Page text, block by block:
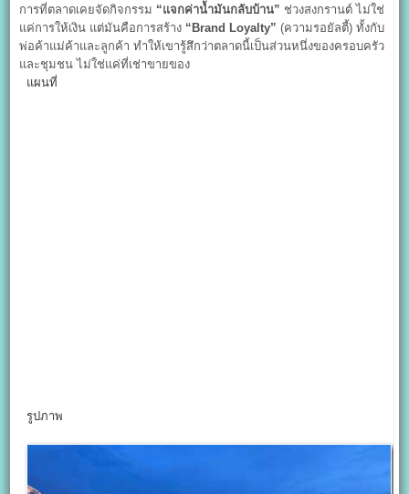
การที่ตลาดเคยจัดกิจกรรม “แจกค่าน้ำมันกลับบ้าน” ช่วงสงกรานต์ ไม่ใช่
แค่การให้เงิน แต่มันคือการสร้าง “Brand Loyalty” (ความรอยัลตี้) ทั้งกับ
พ่อค้าแม่ค้าและลูกค้า ทำให้เขารู้สึกว่าตลาดนี้เป็นส่วนหนึ่งของครอบครัว
และชุมชน ไม่ใช่แค่ที่เช่าขายของ
แผนที่
รูปภาพ